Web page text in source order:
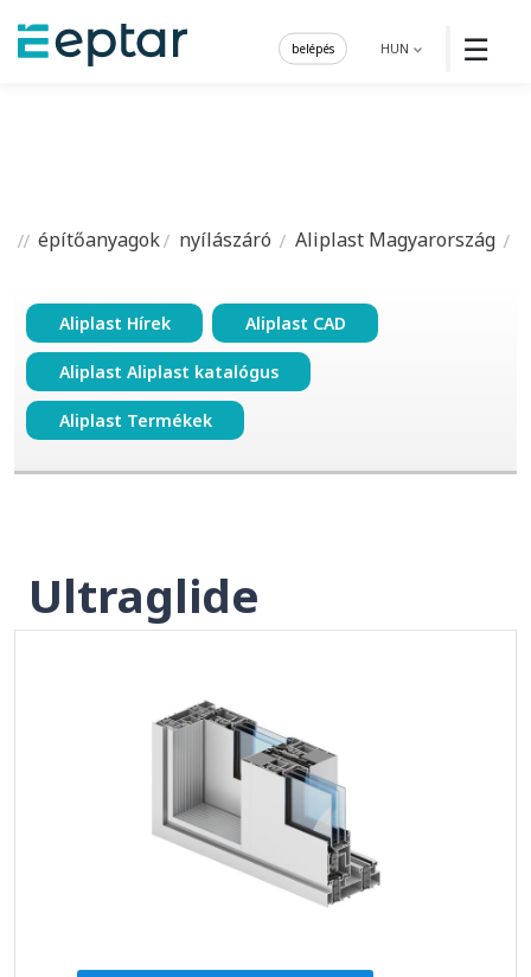
☰
HUN
belépés
építőanyagok nyílászáró Aliplast Magyarország
Aliplast Hírek Aliplast CAD
Aliplast Aliplast katalógus
Aliplast Termékek
Ultraglide